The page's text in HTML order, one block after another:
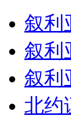
女孩北京地
无痛分娩是
外交部：反
叙利
叙利
叙利
北约